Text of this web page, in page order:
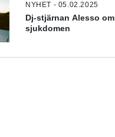
NYHET - 05.02.2025
Dj-stjärnan Alesso om
sjukdomen